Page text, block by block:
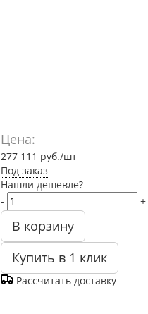
Цена:
277 111 руб./шт
Под заказ
Нашли дешевле?
-
+
В корзину
Купить в 1 клик
Рассчитать доставку